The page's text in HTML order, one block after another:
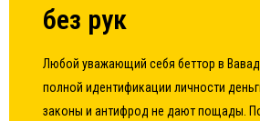
без рук
Любой уважающий себя беттор в
полной идентификации личности
законы и антифрод не дают пощады.